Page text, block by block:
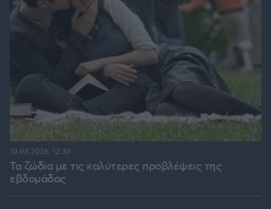
Τα ζώδια με τις καλύτερες προβλέψεις της
εβδομάδας
10.08.2026, 12:30